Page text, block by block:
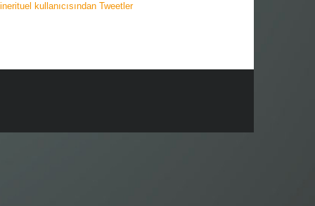
kullanıcısından Tweetler